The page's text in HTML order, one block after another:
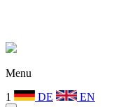
Menu
1
DE EN